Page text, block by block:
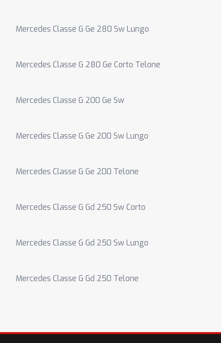
Mercedes Classe G Ge 280 Sw Lungo
Mercedes Classe G 280 Ge Corto Telone
Mercedes Classe G 200 Ge Sw
Mercedes Classe G Ge 200 Sw Lungo
Mercedes Classe G Ge 200 Telone
Mercedes Classe G Gd 250 Sw Corto
Mercedes Classe G Gd 250 Sw Lungo
Mercedes Classe G Gd 250 Telone